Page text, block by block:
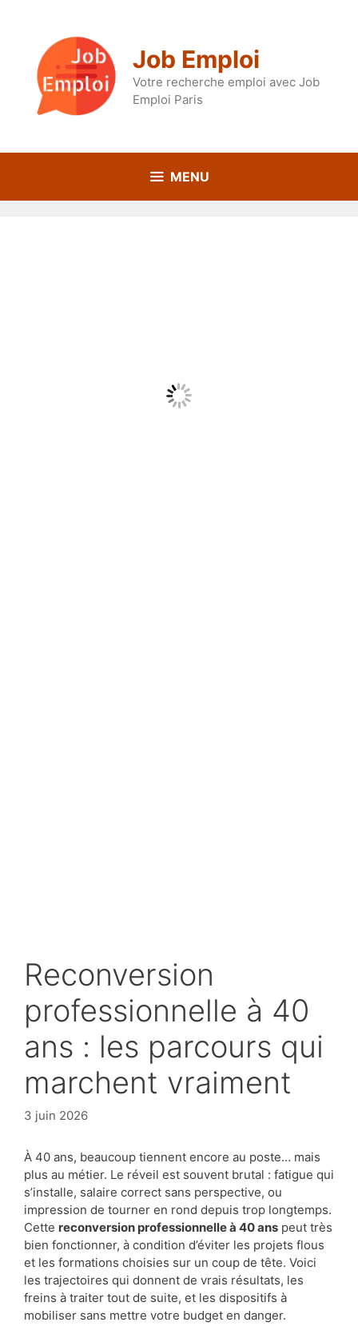
Job Emploi
Votre recherche emploi avec Job
Emploi Paris
MENU
Reconversion
professionnelle à 40
ans : les parcours qui
marchent vraiment
3 juin 2026
À 40 ans, beaucoup tiennent encore au poste… mais
plus au métier. Le réveil est souvent brutal : fatigue qui
s’installe, salaire correct sans perspective, ou
impression de tourner en rond depuis trop longtemps.
Cette reconversion professionnelle à 40 ans peut très
bien fonctionner, à condition d’éviter les projets flous
et les formations choisies sur un coup de tête. Voici
les trajectoires qui donnent de vrais résultats, les
freins à traiter tout de suite, et les dispositifs à
mobiliser sans mettre votre budget en danger.